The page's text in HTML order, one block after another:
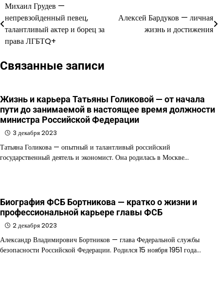
Навигация
по
записям
Михаил Грудев —
непревзойденный певец,
талантливый актер и борец за
права ЛГБТQ+
Алексей Бардуков — личная
жизнь и достижения
Связанные записи
Жизнь и карьера Татьяны Голиковой — от начала
пути до занимаемой в настоящее время должности
министра Российской Федерации
3 декабря 2023
Татьяна Голикова — опытный и талантливый российский
государственный деятель и экономист. Она родилась в Москве…
Биография ФСБ Бортникова — кратко о жизни и
профессиональной карьере главы ФСБ
2 декабря 2023
Александр Владимирович Бортников — глава Федеральной службы
безопасности Российской Федерации. Родился 15 ноября 1951 года…